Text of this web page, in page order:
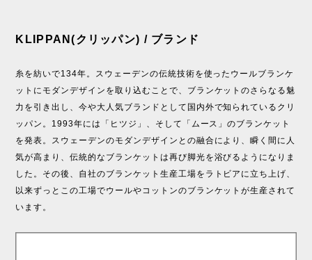
KLIPPAN(クリッパン) / ブランド
糸を紡いで134年。スウェーデンの伝統技術を使ったウールブランケ
ットにモダンデザインを取り込むことで、ブランケットのさらなる魅
力を引き出し、今や大人気ブランドとして国内外で知られているクリ
ッパン。1993年には「ヒツジ」、そして「ムース」のブランケット
を発表。スウェーデンのモダンデザインとの融合により、瞬く間に人
気が高まり、伝統的なブランケットは再び脚光を浴びるようになりま
した。その後、自社のブランケット生産工場をラトビアに立ち上げ、
以来ずっとこの工場でウールやコットンのブランケットが生産されて
います。